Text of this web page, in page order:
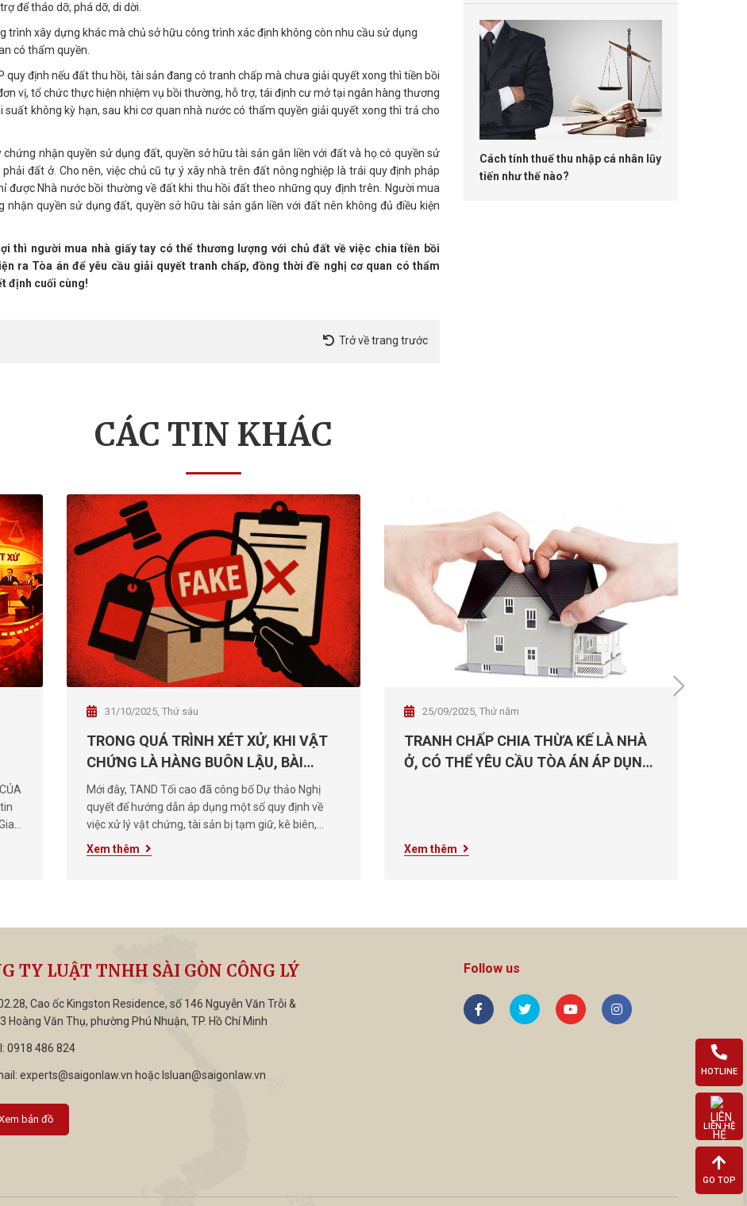
để tháo dỡ, phá dỡ, di dời.
trình xây dựng khác mà chủ sở hữu công trình xác định không còn nhu cầu sử dụng
có thẩm quyền.
quy định nếu đất thu hồi, tài sản đang có tranh chấp mà chưa giải quyết xong thì tiền bồi
vị, tổ chức thực hiện nhiệm vụ bồi thường, hỗ trợ, tái định cư mở tại ngân hàng thương
không kỳ hạn, sau khi cơ quan nhà nước có thẩm quyền giải quyết xong thì trả cho
nhận quyền sử dụng đất, quyền sở hữu tài sản gắn liền với đất và họ có quyền sử
đất ở. Cho nên, việc chủ cũ tự ý xây nhà trên đất nông nghiệp là trái quy định pháp
được Nhà nước bồi thường về đất khi thu hồi đất theo những quy định trên. Người mua
quyền sử dụng đất, quyền sở hữu tài sản gắn liền với đất nên không đủ điều kiện
thì người mua nhà giấy tay có thể thương lượng với chủ đất về việc chia tiền bồi
ra Tòa án để yêu cầu giải quyết tranh chấp, đồng thời đề nghị cơ quan có thẩm
định cuối cùng!
Trở về trang trước
Cách tính thuế thu nhập cá nhân lũy
tiến như thế nào?
CÁC TIN KHÁC
31/10/2025, Thứ sáu
TRONG QUÁ TRÌNH XÉT XỬ, KHI VẬT
CHỨNG LÀ HÀNG BUÔN LẬU, BÀI
TOÁN ĐẶT RA LÀ LÀM SAO XỬ LÝ
NGHIÊM MÀ VẪN TRÁNH LÃNG PHÍ
Mới đây, TAND Tối cao đã công bố Dự thảo Nghị
quyết để hướng dẫn áp dụng một số quy định về
việc xử lý vật chứng, tài sản bị tạm giữ, kê biên,
phong tỏa trong quá trình xét xử. Bản Dự thảo
đang thu hút rất nhiều sự quan tâm của dư luận,
chứng là hàng buôn lậu có giá trị sử dụng đang làm
Xem thêm
25/09/2025, Thứ năm
TRANH CHẤP CHIA THỪA KẾ LÀ NHÀ
Ở, CÓ THỂ YÊU CẦU TÒA ÁN ÁP DỤNG
Xem thêm
TY LUẬT TNHH SÀI GÒN CÔNG LÝ
Cao ốc Kingston Residence, số 146 Nguyễn Văn Trỗi &
Hoàng Văn Thụ, phường Phú Nhuận, TP. Hồ Chí Minh
0918 486 824
experts@saigonlaw.vn hoặc lsluan@saigonlaw.vn
bản đồ
Follow us
HOTLINE
LIÊN HỆ
GO TOP